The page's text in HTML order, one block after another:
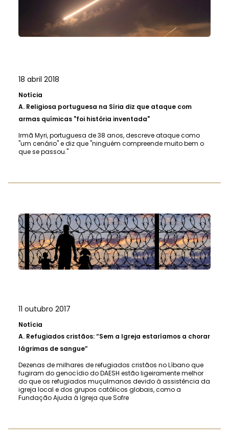
18 abril 2018
Notícia
A. Religiosa portuguesa na Síria diz que ataque com
armas químicas "foi história inventada"
Irmã Myri, portuguesa de 38 anos, descreve ataque como
"um cenário" e diz que "ninguém compreende muito bem o
que se passou."
11 outubro 2017
Notícia
A. Refugiados cristãos: “Sem a Igreja estaríamos a chorar
lágrimas de sangue”
Dezenas de milhares de refugiados cristãos no Líbano que
fugiram do genocídio do DAESH estão ligeiramente melhor
do que os refugiados muçulmanos devido à assistência da
igreja local e dos grupos católicos globais, como a
Fundação Ajuda à Igreja que Sofre